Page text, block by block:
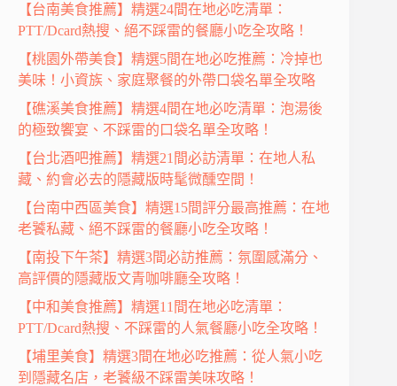
【台南美食推薦】精選24間在地必吃清單：
PTT/Dcard熱搜、絕不踩雷的餐廳小吃全攻略！
【桃園外帶美食】精選5間在地必吃推薦：冷掉也
美味！小資族、家庭聚餐的外帶口袋名單全攻略
【礁溪美食推薦】精選4間在地必吃清單：泡湯後
的極致饗宴、不踩雷的口袋名單全攻略！
【台北酒吧推薦】精選21間必訪清單：在地人私
藏、約會必去的隱藏版時髦微醺空間！
【台南中西區美食】精選15間評分最高推薦：在地
老饕私藏、絕不踩雷的餐廳小吃全攻略！
【南投下午茶】精選3間必訪推薦：氛圍感滿分、
高評價的隱藏版文青咖啡廳全攻略！
【中和美食推薦】精選11間在地必吃清單：
PTT/Dcard熱搜、不踩雷的人氣餐廳小吃全攻略！
【埔里美食】精選3間在地必吃推薦：從人氣小吃
到隱藏名店，老饕級不踩雷美味攻略！